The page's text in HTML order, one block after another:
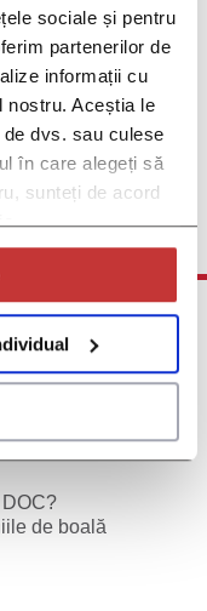
sociale și pentru
partenerilor de
informații cu
nostru. Aceștia le
dvs. sau culese
în care alegeți să
sunteți de acord
Future Dyslipidemia
will be among the
available
de boală